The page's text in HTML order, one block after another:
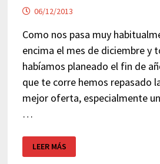
06/12/2013
Como nos pasa muy
encima el mes de diciembre y
habíamos planeado el fin de
que te corre hemos repasado
mejor oferta, especialmente
…
DE
AÑO
LEER MÁS